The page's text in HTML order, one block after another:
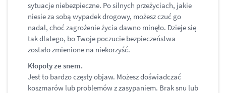
sytuacje niebezpieczne. Po silnych przeżyciach, jakie
niesie za sobą wypadek drogowy, możesz czuć go
nadal, choć zagrożenie życia dawno minęło. Dzieje się
tak dlatego, bo Twoje poczucie bezpieczeństwa
zostało zmienione na niekorzyść.
Kłopoty ze snem.
Jest to bardzo częsty objaw. Możesz doświadczać
koszmarów lub problemów z zasypaniem. Brak snu lub